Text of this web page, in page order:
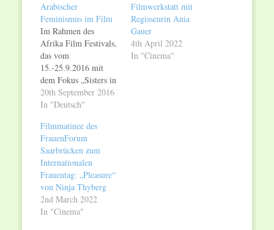
Arabischer
Feminismus im Film
Im Rahmen des
Afrika Film Festivals,
das vom
15.-25.9.2016 mit
dem Fokus „Sisters in
African Cinema“ in
Köln stattfindet,
FrauenGenderBibliothek
Saar und das Filmhaus
Saarbrücken am
Mittwoch, 21.9.2016,
um 20:30 Uhr, den
Film „LA
RÉVOLUTION DES
FEMMES, UN
20th September 2016
In "Deutsch"
Filmwerkstatt mit
Regisseurin Ania
Gauer
4th April 2022
In "Cinema"
Filmmatinee des
FrauenForum
Saarbrücken zum
Internationalen
Frauentag: „Pleasure“
von Ninja Thyberg
2nd March 2022
In "Cinema"